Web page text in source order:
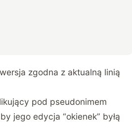
zgodna z aktualną linią
pod pseudonimem
jego edycja “okienek” byłą